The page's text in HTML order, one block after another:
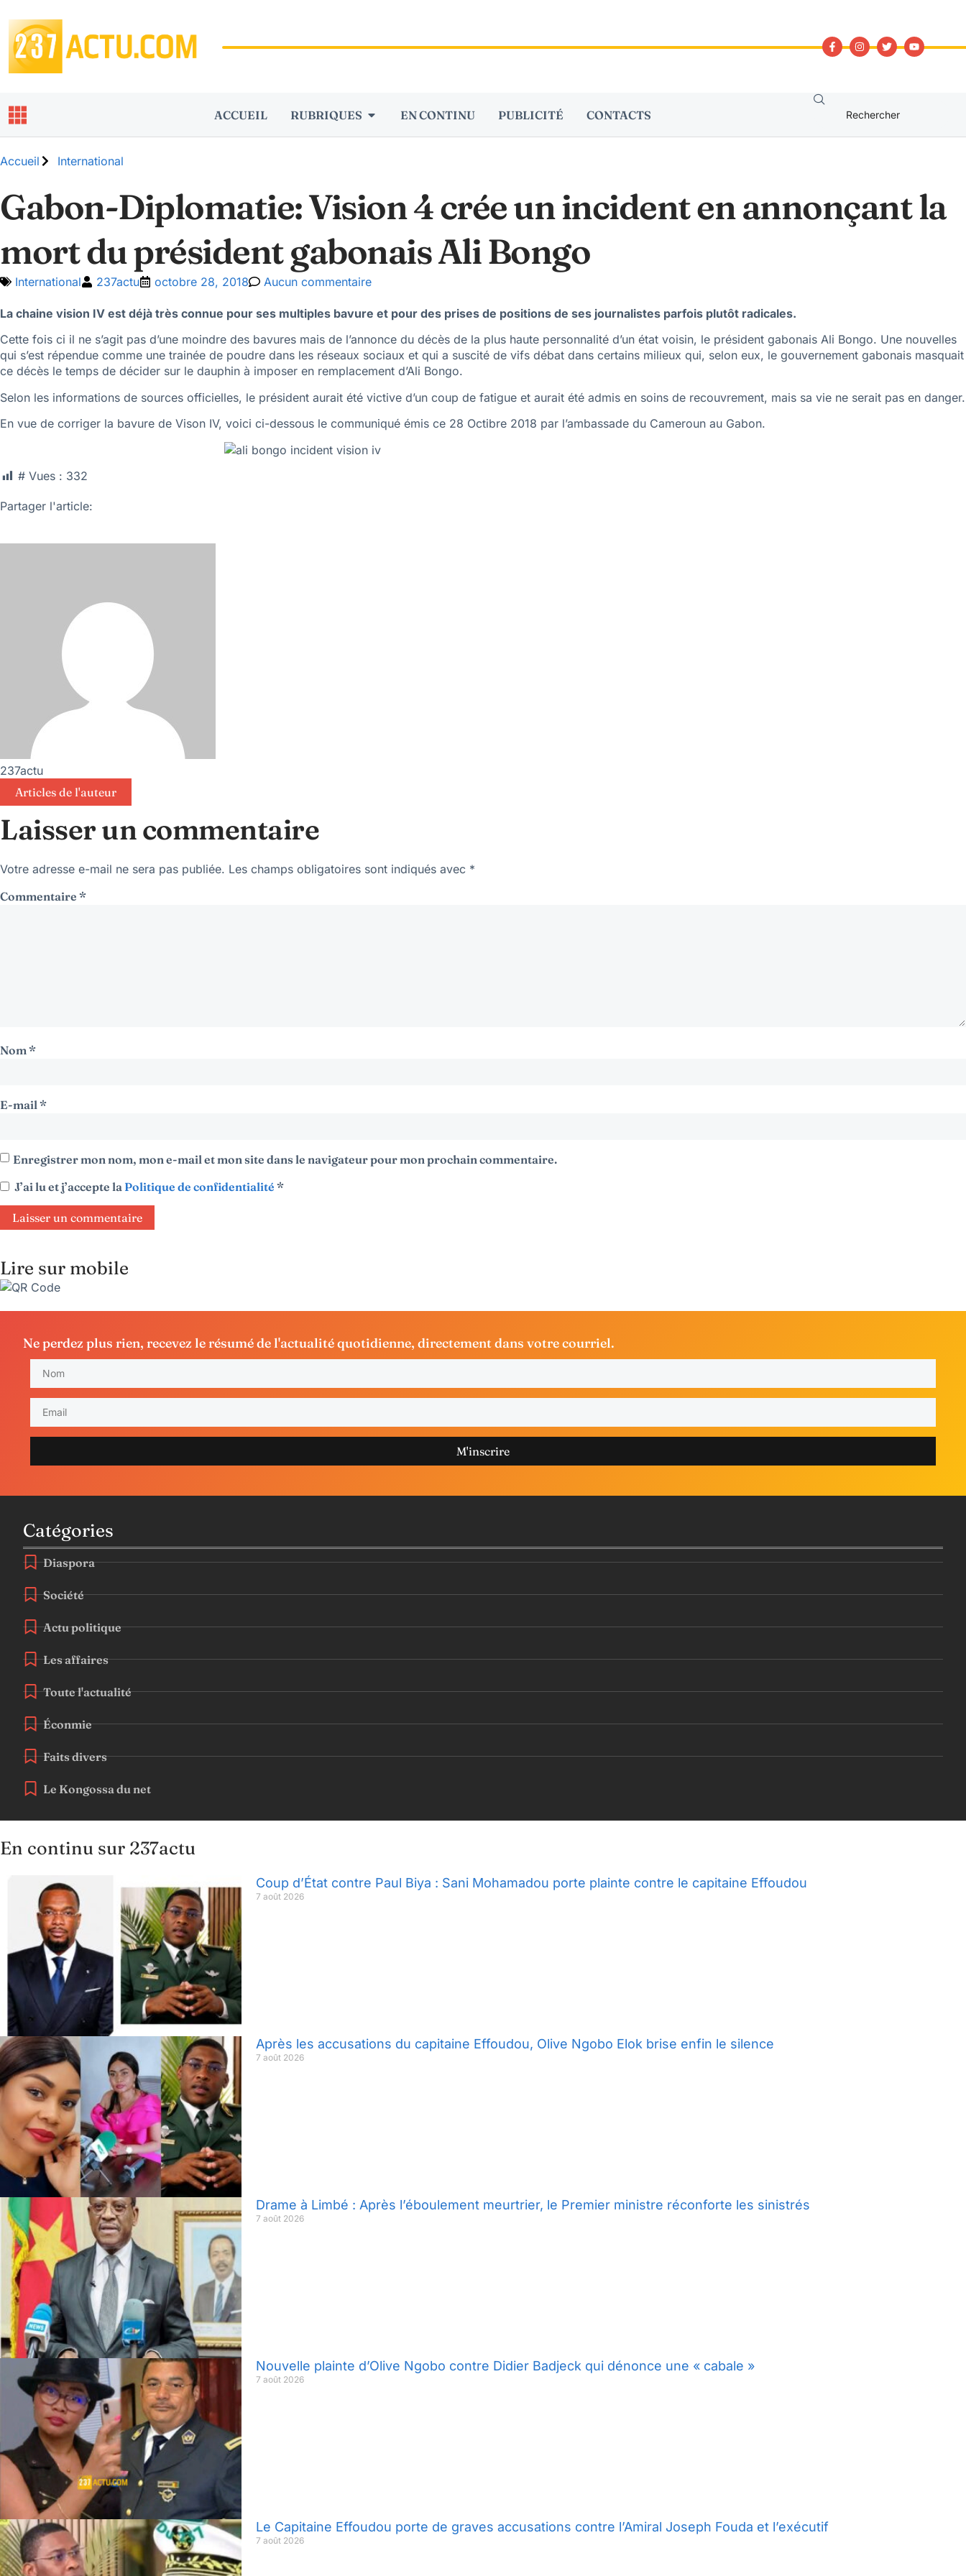
ACCUEIL RUBRIQUES EN CONTINU PUBLICITÉ CONTACTS
Accueil International
Gabon-Diplomatie: Vision 4 crée un incident en annonçant la
mort du président gabonais Ali Bongo
International 237actu octobre 28, 2018 Aucun commentaire
La chaine vision IV est déjà très connue pour ses multiples bavure et pour des prises de positions de ses journalistes parfois plutôt radicales.
Cette fois ci il ne s’agit pas d’une moindre des bavures mais de l’annonce du décès de la plus haute personnalité d’un état voisin, le président gabonais Ali Bongo. Une nouvelles
qui s’est répendue comme une trainée de poudre dans les réseaux sociaux et qui a suscité de vifs débat dans certains milieux qui, selon eux, le gouvernement gabonais masquait
ce décès le temps de décider sur le dauphin à imposer en remplacement d’Ali Bongo.
Selon les informations de sources officielles, le président aurait été victive d’un coup de fatigue et aurait été admis en soins de recouvrement, mais sa vie ne serait pas en danger.
En vue de corriger la bavure de Vison IV, voici ci-dessous le communiqué émis ce 28 Octibre 2018 par l’ambassade du Cameroun au Gabon.
# Vues : 332
Partager l'article:
237actu
Articles de l'auteur
Laisser un commentaire
Votre adresse e-mail ne sera pas publiée. Les champs obligatoires sont indiqués avec *
Commentaire *
Nom *
E-mail *
Enregistrer mon nom, mon e-mail et mon site dans le navigateur pour mon prochain commentaire.
J’ai lu et j’accepte la Politique de confidentialité *
Lire sur mobile
Ne perdez plus rien, recevez le résumé de l'actualité quotidienne, directement dans votre courriel.
M'inscrire
Catégories
Diaspora
Société
Actu politique
Les affaires
Toute l'actualité
Éconmie
Faits divers
Le Kongossa du net
En continu sur 237actu
Coup d’État contre Paul Biya : Sani Mohamadou porte plainte contre le capitaine Effoudou
7 août 2026
Après les accusations du capitaine Effoudou, Olive Ngobo Elok brise enfin le silence
7 août 2026
Drame à Limbé : Après l’éboulement meurtrier, le Premier ministre réconforte les sinistrés
7 août 2026
Nouvelle plainte d’Olive Ngobo contre Didier Badjeck qui dénonce une « cabale »
7 août 2026
Le Capitaine Effoudou porte de graves accusations contre l’Amiral Joseph Fouda et l’exécutif
7 août 2026